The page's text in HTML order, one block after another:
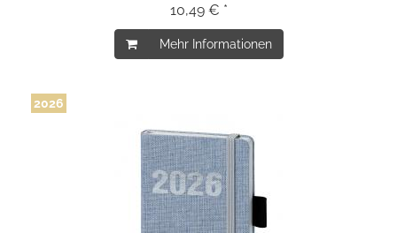
10,49 € *
Mehr Informationen
2026